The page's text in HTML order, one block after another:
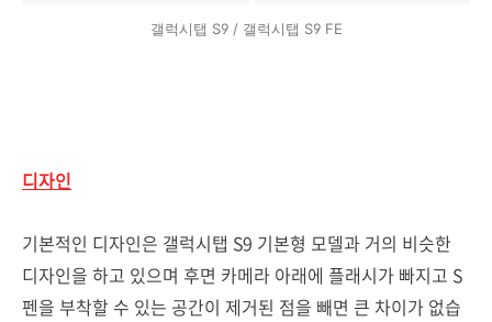
갤럭시탭 S9 / 갤럭시탭 S9 FE
디자인
기본적인 디자인은 갤럭시탭 S9 기본형 모델과 거의 비슷한
디자인을 하고 있으며 후면 카메라 아래에 플래시가 빠지고 S
펜을 부착할 수 있는 공간이 제거된 점을 빼면 큰 차이가 없습